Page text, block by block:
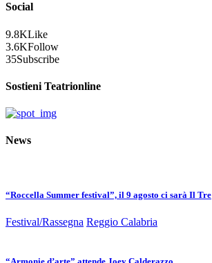
Social
9.8KLike
3.6KFollow
35Subscribe
Sostieni Teatrionline
News
“Roccella Summer festival”, il 9 agosto ci sarà Il Tre
Festival/Rassegna Reggio Calabria